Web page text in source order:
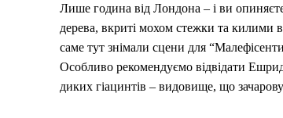
Лише година від Лондона – і ви
дерева, вкриті мохом стежки та килими
саме тут знімали сцени для
Особливо рекомендуємо відвідати
диких гіацинтів – видовище, що